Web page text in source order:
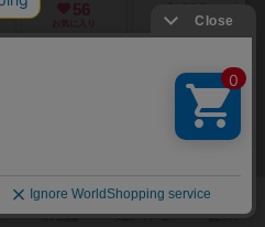
56
お気に入り
163
持ってる